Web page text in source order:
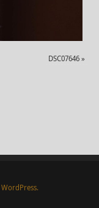
DSC07646 »
WordPress.